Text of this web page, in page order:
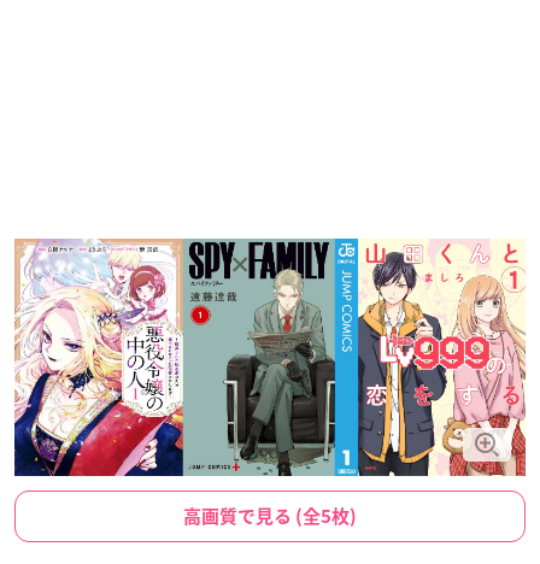
高画質で見る (全5枚)